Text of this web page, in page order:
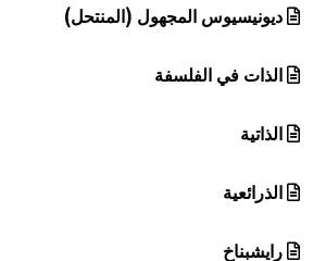
ديونيسيوس المجهول (المنتحل)
الذات في الفلسفة
الذاتية
الذرائعية
رايشبناخ